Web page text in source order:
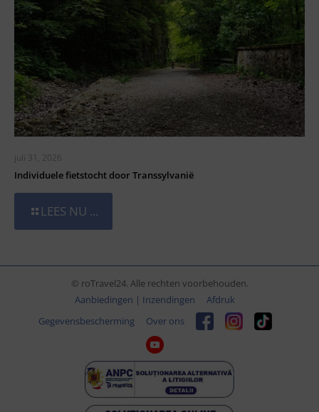
juli 31, 2026
Individuele fietstocht door Transsylvanië
LEES NU ...
© roTravel24. Alle rechten voorbehouden.
Aanbiedingen | Inzendingen
Afdruk
Gegevensbescherming
Over ons